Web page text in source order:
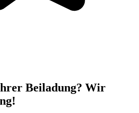
Beiladung? Wir